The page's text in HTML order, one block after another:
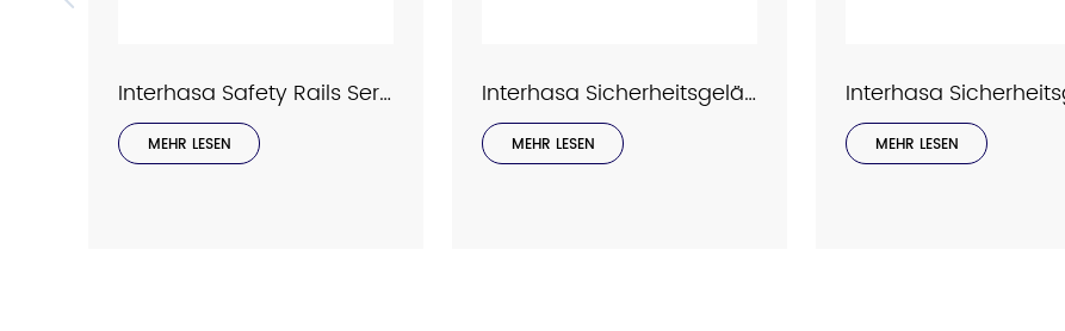
Interhasa Safety Rails Series Model 9023
MEHR LESEN
Interhasa Sicherheitsgeländer Serie Modell 9034
MEHR LESEN MEHR LESEN